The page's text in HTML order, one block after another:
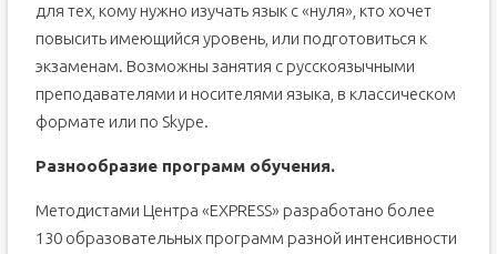
для тех, кому нужно изучать язык с «нуля», кто хочет
повысить имеющийся уровень, или подготовиться к
экзаменам. Возможны занятия с русскоязычными
преподавателями и носителями языка, в классическом
формате или по Skype.
Разнообразие программ обучения.
Методистами Центра «EXPRESS» разработано более
130 образовательных программ разной интенсивности